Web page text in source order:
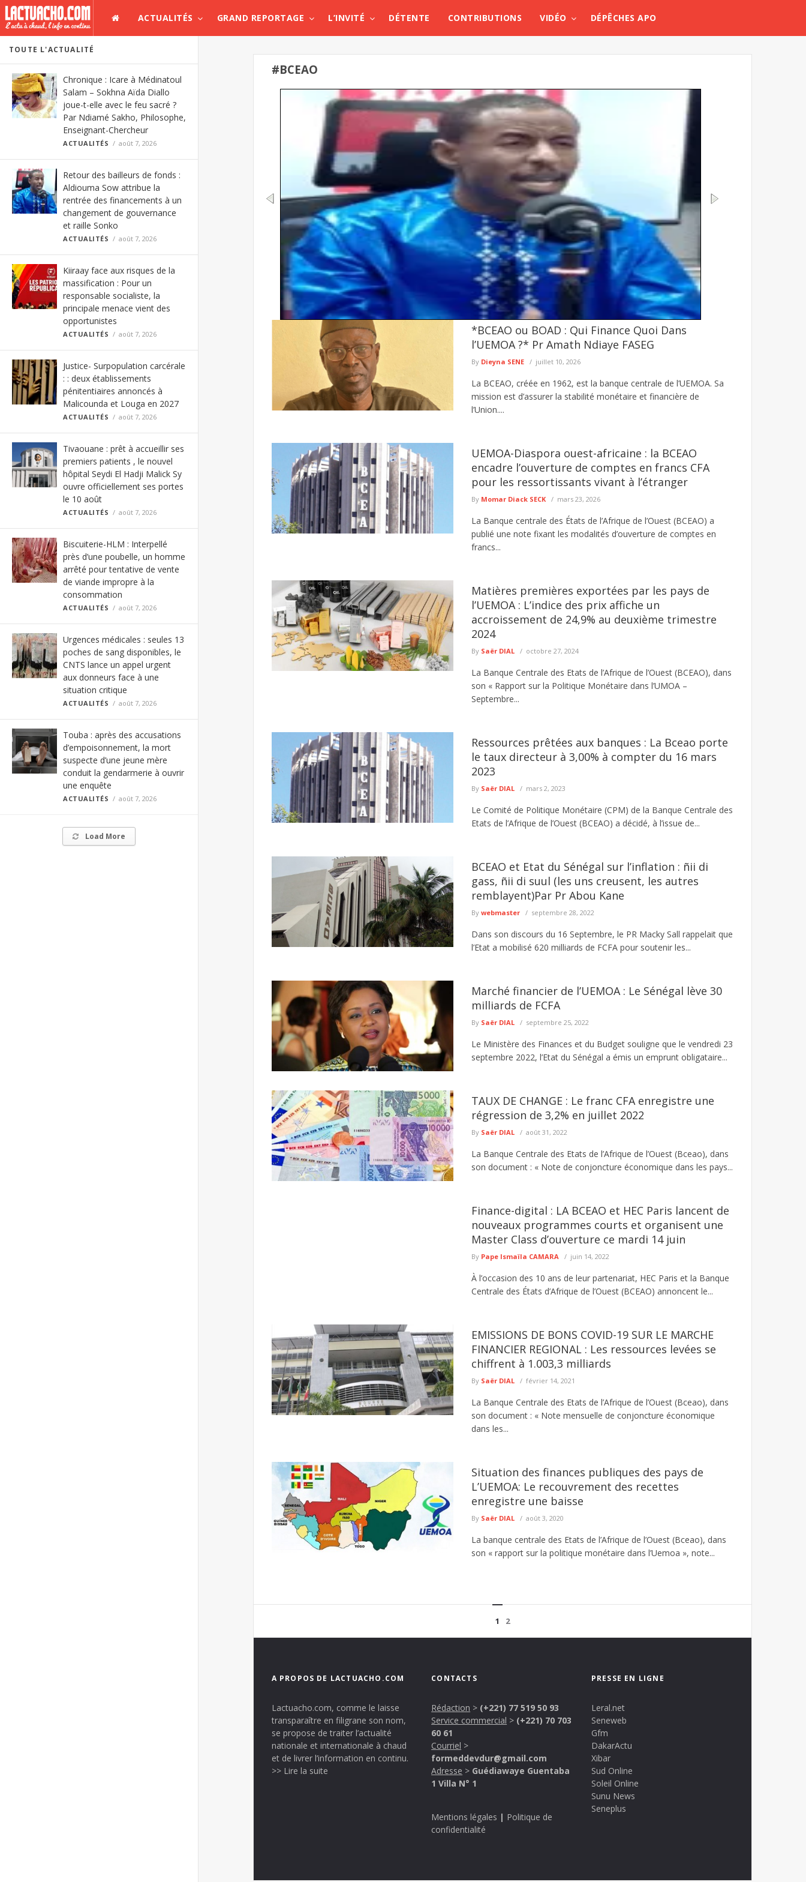
ACTUALITÉS GRAND REPORTAGE L’INVITÉ DÉTENTE CONTRIBUTIONS VIDÉO DÉPÊCHES APO
TOUTE L'ACTUALITÉ
Chronique : Icare à Médinatoul
Salam – Sokhna Aïda Diallo
joue-t-elle avec le feu sacré ?
Par Ndiamé Sakho, Philosophe,
Enseignant-Chercheur
ACTUALITÉS août 7, 2026
Retour des bailleurs de fonds :
Aldiouma Sow attribue la
rentrée des financements à un
changement de gouvernance
et raille Sonko
ACTUALITÉS août 7, 2026
Kiiraay face aux risques de la
massification : Pour un
responsable socialiste, la
principale menace vient des
opportunistes
ACTUALITÉS août 7, 2026
Justice- Surpopulation carcérale
: : deux établissements
pénitentiaires annoncés à
Malicounda et Louga en 2027
ACTUALITÉS août 7, 2026
Tivaouane : prêt à accueillir ses
premiers patients , le nouvel
hôpital Seydi El Hadji Malick Sy
ouvre officiellement ses portes
le 10 août
ACTUALITÉS août 7, 2026
Biscuiterie-HLM : Interpellé
près d’une poubelle, un homme
arrêté pour tentative de vente
de viande impropre à la
consommation
ACTUALITÉS août 7, 2026
Urgences médicales : seules 13
poches de sang disponibles, le
CNTS lance un appel urgent
aux donneurs face à une
situation critique
ACTUALITÉS août 7, 2026
Touba : après des accusations
d’empoisonnement, la mort
suspecte d’une jeune mère
conduit la gendarmerie à ouvrir
une enquête
ACTUALITÉS août 7, 2026
Load More
#BCEAO
Retour des bailleurs de fonds : Aldiouma Sow attribue la rentrée des financements à un changement
de gouvernance et raille Sonko
Le ministre-conseiller et membre fondateur de Kiiraay – Les Patriotes républicains, Aldiouma Sow, a salué les récents
financements obtenus par ...
*BCEAO ou BOAD : Qui Finance Quoi Dans
l’UEMOA ?* Pr Amath Ndiaye FASEG
By Dieyna SENE juillet 10, 2026
La BCEAO, créée en 1962, est la banque centrale de l’UEMOA. Sa
mission est d’assurer la stabilité monétaire et financière de
l’Union....
UEMOA-Diaspora ouest-africaine : la BCEAO
encadre l’ouverture de comptes en francs CFA
pour les ressortissants vivant à l’étranger
By Momar Diack SECK mars 23, 2026
La Banque centrale des États de l’Afrique de l’Ouest (BCEAO) a
publié une note fixant les modalités d’ouverture de comptes en
francs...
Matières premières exportées par les pays de
l’UEMOA : L’indice des prix affiche un
accroissement de 24,9% au deuxième trimestre
2024
By Saër DIAL octobre 27, 2024
La Banque Centrale des Etats de l’Afrique de l’Ouest (BCEAO), dans
son « Rapport sur la Politique Monétaire dans l’UMOA –
Septembre...
Ressources prêtées aux banques : La Bceao porte
le taux directeur à 3,00% à compter du 16 mars
2023
By Saër DIAL mars 2, 2023
Le Comité de Politique Monétaire (CPM) de la Banque Centrale des
Etats de l’Afrique de l’Ouest (BCEAO) a décidé, à l’issue de...
BCEAO et Etat du Sénégal sur l’inflation : ñii di
gass, ñii di suul (les uns creusent, les autres
remblayent)Par Pr Abou Kane
By webmaster septembre 28, 2022
Dans son discours du 16 Septembre, le PR Macky Sall rappelait que
l’Etat a mobilisé 620 milliards de FCFA pour soutenir les...
Marché financier de l’UEMOA : Le Sénégal lève 30
milliards de FCFA
By Saër DIAL septembre 25, 2022
Le Ministère des Finances et du Budget souligne que le vendredi 23
septembre 2022, l’Etat du Sénégal a émis un emprunt obligataire...
TAUX DE CHANGE : Le franc CFA enregistre une
régression de 3,2% en juillet 2022
By Saër DIAL août 31, 2022
La Banque Centrale des Etats de l’Afrique de l’Ouest (Bceao), dans
son document : « Note de conjoncture économique dans les pays...
Finance-digital : LA BCEAO et HEC Paris lancent de
nouveaux programmes courts et organisent une
Master Class d’ouverture ce mardi 14 juin
By Pape Ismaïla CAMARA juin 14, 2022
À l’occasion des 10 ans de leur partenariat, HEC Paris et la Banque
Centrale des États d’Afrique de l’Ouest (BCEAO) annoncent le...
EMISSIONS DE BONS COVID-19 SUR LE MARCHE
FINANCIER REGIONAL : Les ressources levées se
chiffrent à 1.003,3 milliards
By Saër DIAL février 14, 2021
La Banque Centrale des Etats de l’Afrique de l’Ouest (Bceao), dans
son document : « Note mensuelle de conjoncture économique
dans les...
Situation des finances publiques des pays de
L’UEMOA: Le recouvrement des recettes
enregistre une baisse
By Saër DIAL août 3, 2020
La banque centrale des Etats de l’Afrique de l’Ouest (Bceao), dans
son « rapport sur la politique monétaire dans l’Uemoa », note...
1 2
A PROPOS DE LACTUACHO.COM
Lactuacho.com, comme le laisse
transparaître en filigrane son nom,
se propose de traiter l’actualité
nationale et internationale à chaud
et de livrer l’information en continu.
>> Lire la suite
CONTACTS
Rédaction > (+221) 77 519 50 93
Service commercial > (+221) 70 703
60 61
Courriel >
formeddevdur@gmail.com
Adresse > Guédiawaye Guentaba
1 Villa N° 1
Mentions légales | Politique de
confidentialité
PRESSE EN LIGNE
Leral.net
Seneweb
Gfm
DakarActu
Xibar
Sud Online
Soleil Online
Sunu News
Seneplus